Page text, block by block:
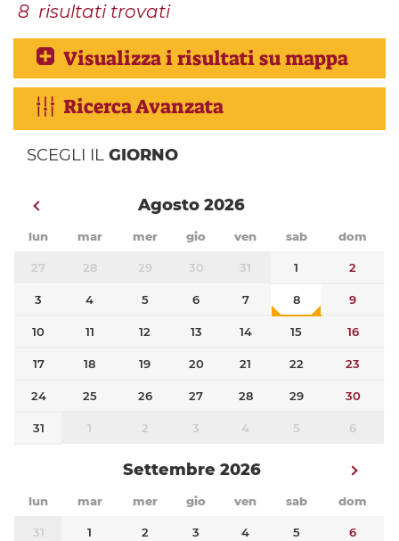
8 risultati trovati
Visualizza i risultati su mappa
Ricerca Avanzata
SCEGLI IL GIORNO
Agosto 2026
lun mar mer gio ven sab dom
27 28 29 30 31 1 2
3 4 5 6 7 8 9
10 11 12 13 14 15 16
17 18 19 20 21 22 23
24 25 26 27 28 29 30
31 1 2 3 4 5 6
Settembre 2026
lun mar mer gio ven sab dom
31 1 2 3 4 5 6